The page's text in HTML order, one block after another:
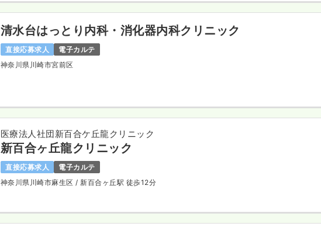
清水台はっとり内科・消化器内科クリニック
直接応募求人
電子カルテ
神奈川県川崎市宮前区
医療法人社団新百合ケ丘龍クリニック
新百合ヶ丘龍クリニック
直接応募求人
電子カルテ
神奈川県川崎市麻生区 / 新百合ヶ丘駅 徒歩12分